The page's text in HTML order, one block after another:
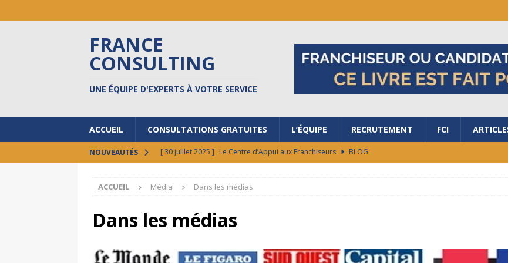
FRANCE
CONSULTING
UNE ÉQUIPE D'EXPERTS À VOTRE SERVICE
ACCUEIL CONSULTATIONS GRATUITES L’ÉQUIPE RECRUTEMENT FCI
NOUVEAUTÉS [ 30 juillet 2025 ] Le Centre d’Appui aux Franchiseurs
BLOG
[ 30 septembre 2024 ] FCI au salon de la Franchise à Bordeaux
[ 17 septembre 2024 ]
[ 12 février 2026 ] Vos états locaux de marché en 48h BLOG
ACCUEIL Média Dans les médias
Dans les médias